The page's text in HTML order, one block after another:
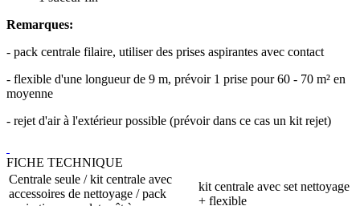
Remarques:
- pack centrale filaire, utiliser des prises aspirantes avec contact
- flexible d'une longueur de 9 m, prévoir 1 prise pour 60 - 70 m² en
moyenne
- rejet d'air à l'extérieur possible (prévoir dans ce cas un kit rejet)
FICHE TECHNIQUE
Centrale seule / kit centrale avec
accessoires de nettoyage / pack
kit centrale avec set nettoyage
+ flexible